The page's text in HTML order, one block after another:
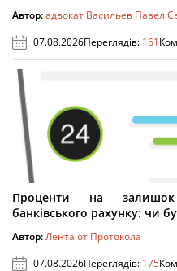
Автор:адвокат Васильев Павел
07.08.2026Переглядів: 161
Проценти на
банківського рахунку: чи
Автор:Лента от Протокола
07.08.2026Переглядів: 175